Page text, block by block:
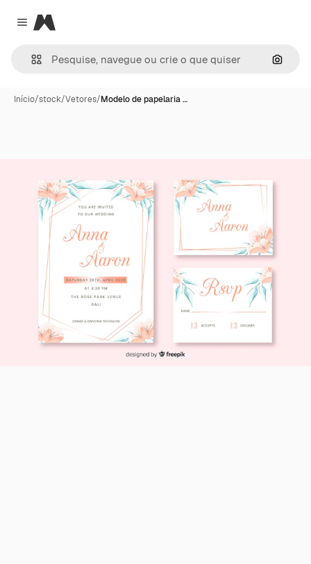
Close menu
Magnific
Início/stock/Vetores/Modelo de papelaria …